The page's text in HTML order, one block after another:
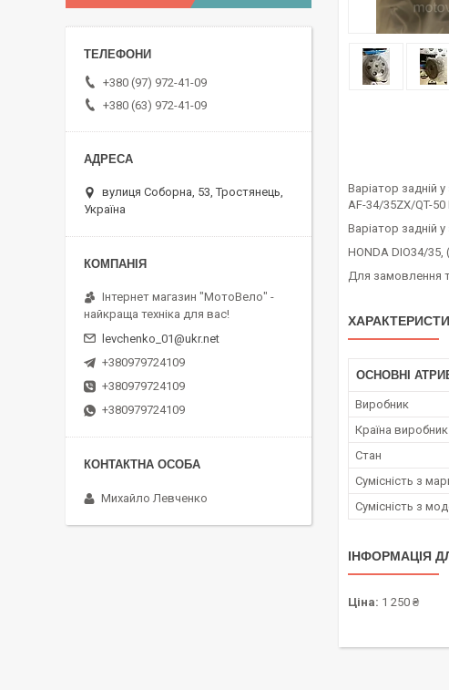
Варіатор задній у
AF-34/35ZX/QT-50
Варіатор задній
HONDA DIO34/35,
Для замовлення
ОСНОВНІ
Виробник
Країна виробник
Стан
Сумісність з
Сумісність з
ІНФОРМАЦІЯ
Ціна: 1 250 ₴
+380 (97) 972-41-09
+380 (63) 972-41-09
вулиця Соборна, 53, Тростянець,
Україна
Інтернет магазин "МотоВело" -
найкраща техніка для вас!
levchenko_01@ukr.net
+380979724109
+380979724109
+380979724109
Михайло Левченко